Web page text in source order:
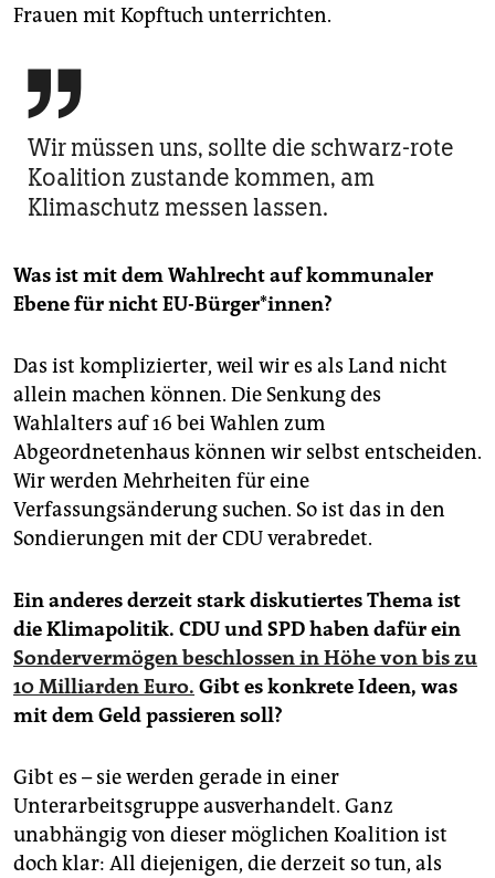
Frauen mit Kopftuch unterrichten.

Wir müssen uns, sollte die schwarz-rote
Koalition zustande kommen, am
Klimaschutz messen lassen.
Was ist mit dem Wahlrecht auf kommunaler
Ebene für nicht EU-Bürger*innen?
Das ist komplizierter, weil wir es als Land nicht
allein machen können. Die Senkung des
Wahlalters auf 16 bei Wahlen zum
Abgeordnetenhaus können wir selbst entscheiden.
Wir werden Mehrheiten für eine
Verfassungsänderung suchen. So ist das in den
Sondierungen mit der CDU verabredet.
Ein anderes derzeit stark diskutiertes Thema ist
die Klimapolitik. CDU und SPD haben dafür ein
Sondervermögen beschlossen in Höhe von bis zu
10 Milliarden Euro. Gibt es konkrete Ideen, was
mit dem Geld passieren soll?
Gibt es – sie werden gerade in einer
Unterarbeitsgruppe ausverhandelt. Ganz
unabhängig von dieser möglichen Koalition ist
doch klar: All diejenigen, die derzeit so tun, als